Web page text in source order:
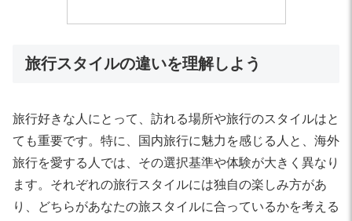
旅行スタイルの違いを理解しよう
旅行好きな人にとって、訪れる場所や旅行のスタイルはと
ても重要です。特に、国内旅行に魅力を感じる人と、海外
旅行を愛する人では、その選択基準や体験が大きく異なり
ます。それぞれの旅行スタイルには独自の楽しみ方があ
り、どちらがあなたの旅スタイルに合っているかを考える